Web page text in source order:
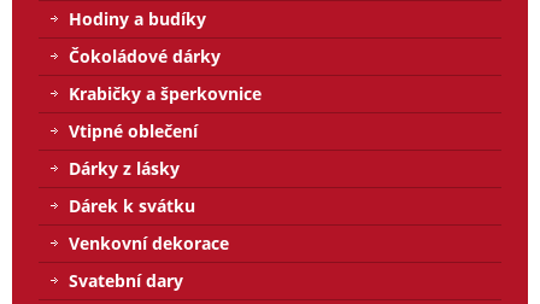
Hodiny a budíky
Čokoládové dárky
Krabičky a šperkovnice
Vtipné oblečení
Dárky z lásky
Dárek k svátku
Venkovní dekorace
Svatební dary